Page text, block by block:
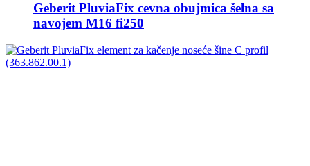
Geberit PluviaFix cevna obujmica šelna sa
navojem M16 fi250